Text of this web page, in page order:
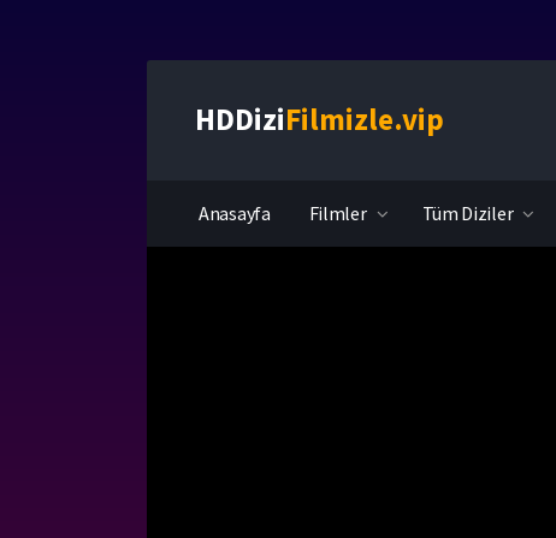
HDDiziFilmizle.vip
Anasayfa Filmler Tüm Diziler